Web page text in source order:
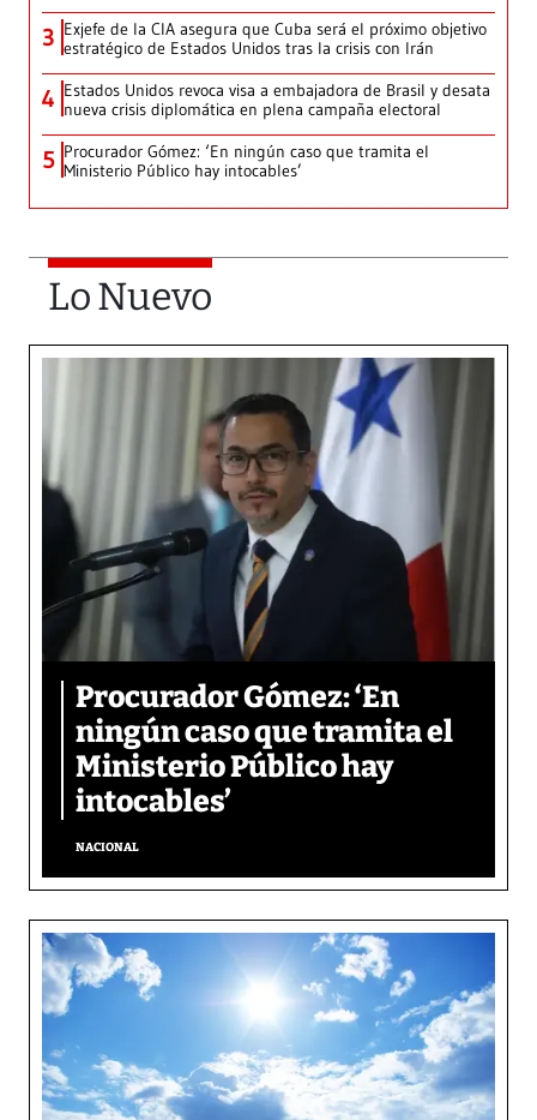
3 Exjefe de la CIA asegura que Cuba será el próximo objetivo
estratégico de Estados Unidos tras la crisis con Irán
4 Estados Unidos revoca visa a embajadora de Brasil y desata
nueva crisis diplomática en plena campaña electoral
5 Procurador Gómez: ‘En ningún caso que tramita el
Ministerio Público hay intocables’
Lo Nuevo
Procurador Gómez: ‘En
ningún caso que tramita el
Ministerio Público hay
intocables’
NACIONAL